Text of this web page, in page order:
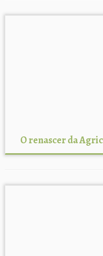
Contacto
O renascer da